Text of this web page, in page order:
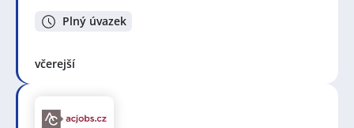
Plný úvazek
včerejší